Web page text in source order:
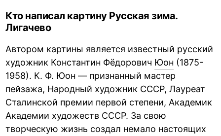
Кто написал картину Русская зима.
Лигачево
Автором картины является известный русский
художник Константин Фёдорович Юон (1875-
1958). К. Ф. Юон — признанный мастер
пейзажа, Народный художник СССР, Лауреат
Сталинской премии первой степени, Академик
Академии художеств СССР. За свою
творческую жизнь создал немало настоящих